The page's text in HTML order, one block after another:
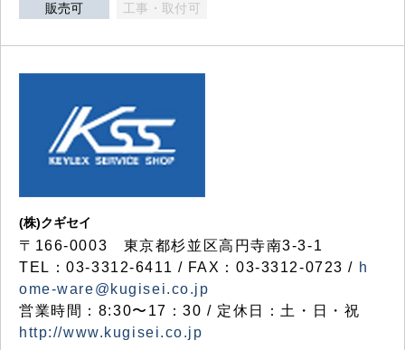
販売可 工事・取付可
(株)クギセイ
〒166-0003 東京都杉並区高円寺南3-3-1
TEL：03-3312-6411 / FAX：03-3312-0723 / h
ome-ware@kugisei.co.jp
営業時間：8:30〜17：30 / 定休日：土・日・祝
http://www.kugisei.co.jp